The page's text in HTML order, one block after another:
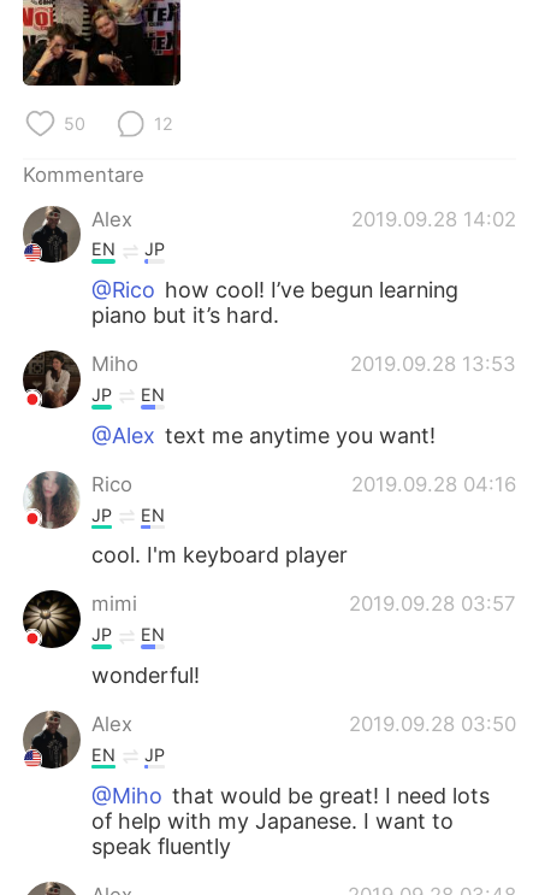
العربية
日本語
Русский
Türkçe
Português
50 12
Kommentare
Alex
2019.09.28 14:02
EN JP
@Rico how cool! I’ve begun learning
piano but it’s hard.
Miho 2019.09.28 13:53
JP EN
@Alex text me anytime you want!
Rico 2019.09.28 04:16
JP EN
cool. I'm keyboard player
mimi 2019.09.28 03:57
JP EN
wonderful!
Alex 2019.09.28 03:50
EN JP
@Miho that would be great! I need lots
of help with my Japanese. I want to
speak fluently